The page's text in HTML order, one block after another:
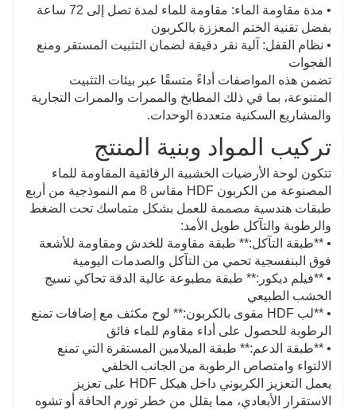
• مدة مقاومة الماء: مقاومة للماء لمدة تصل إلى 72 ساعة
بفضل تقنية الختم المعززة بالكربون
• نظام القفل: آلية نقر دقيقة لضمان التثبيت المستقر ومنع
الفجوات
تضمن هذه المواصفات أداءً متسقًا عبر بيئات التثبيت
المتنوعة، بما في ذلك المطابخ والممرات والممرات التجارية
والمشاريع السكنية متعددة الوحدات.
تركيب المواد وبنية المنتج
تتكون لوحة الأرضيات الخشبية الرقائقية المقاومة للماء
المصنوعة من الكربون HDF مقاس 8 مم النموذجية من أربع
طبقات هندسية مصممة للعمل بشكل متماسك تحت الضغط
والرطوبة والتآكل طويل الأمد:
• **طبقة التآكل:** طبقة مقاومة للخدش ومقاومة للأشعة
فوق البنفسجية تحمي من التآكل والصدمات اليومية
• **فيلم ديكور:** طبقة مطبوعة عالية الدقة تحاكي نسيج
الخشب الطبيعي
• **لب HDF مقوى بالكربون:** لوح مكثف مع إضافات تمنع
الرطوبة للحصول على أداء مقاوم للماء فائق
• **طبقة الدعم:** طبقة الميلامين المستقرة التي تمنع
الالتواء وامتصاص الرطوبة من الجانب الخلفي
يعمل التعزيز الكربوني داخل هيكل HDF على تعزيز
الاستقرار الأبعادي، مما يقلل من خطر تورم الحافة أو تشوه